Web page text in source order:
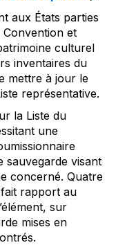
aux États parties
et
culturel
inventaires du
mettre à jour le
représentative.
la Liste du
une
sauvegarde visant
concerné. Quatre
fait rapport au
sur
mises en